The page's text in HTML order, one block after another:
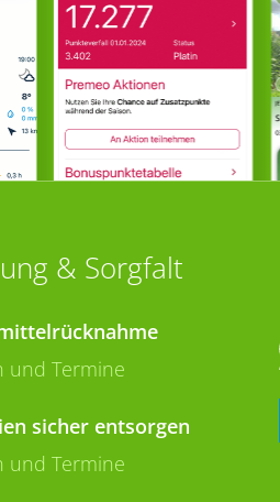
& Sorgfalt
und Termine
sicher entsorgen
und Termine